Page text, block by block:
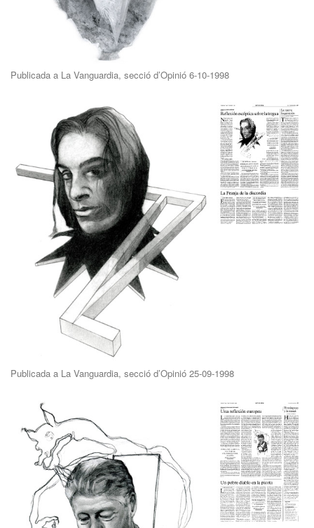
Publicada a La Vanguardia, secció d’Opinió 6-10-1998
Publicada a La Vanguardia, secció d’Opinió 25-09-1998